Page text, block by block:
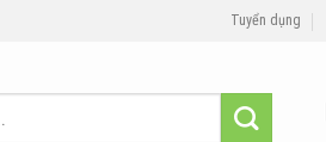
Tuyển dụng